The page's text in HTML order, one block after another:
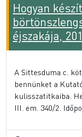
Hogyan
éjszakája,
A Sittesduma c.
bennünket a
kulisszatitkaiba.
III. em. 340/2.